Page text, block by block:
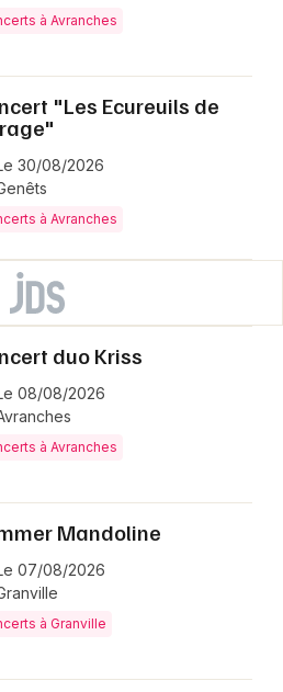
à Avranches
"Les Ecureuils de
30/08/2026
à Avranches
duo Kriss
08/08/2026
à Avranches
Mandoline
07/08/2026
à Granville